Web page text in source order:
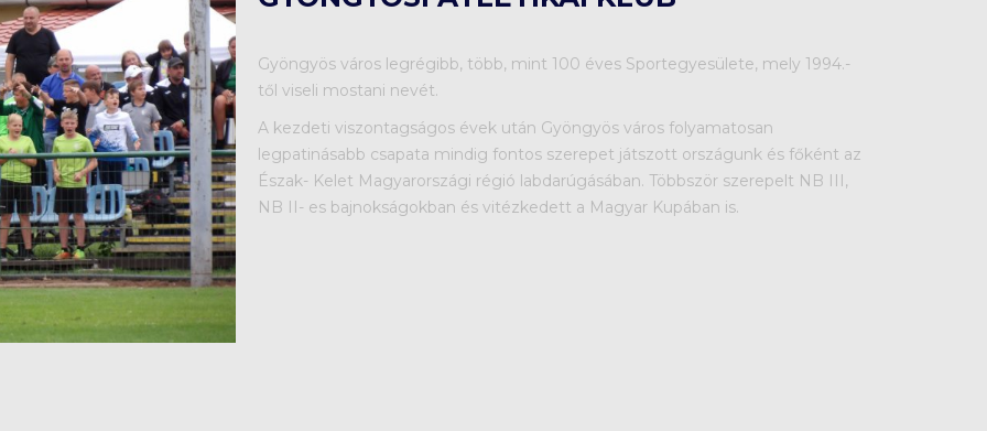
Gyöngyös város legrégibb, több, mint 100 éves Sportegyesülete, mely 1994.-
től viseli mostani nevét.
A kezdeti viszontagságos évek után Gyöngyös város folyamatosan
legpatinásabb csapata mindig fontos szerepet játszott országunk és főként az
Észak- Kelet Magyarországi régió labdarúgásában. Többször szerepelt NB III,
NB II- es bajnokságokban és vitézkedett a Magyar Kupában is.